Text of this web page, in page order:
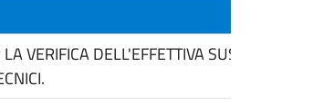
VERIFICA DELL'EFFETTIVA SUSSISTENZA